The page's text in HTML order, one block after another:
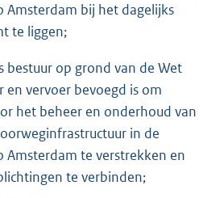
Amsterdam bij het dagelijks
te liggen;
bestuur op grond van de Wet
en vervoer bevoegd is om
het beheer en onderhoud van
in de
Amsterdam te verstrekken en
te verbinden;